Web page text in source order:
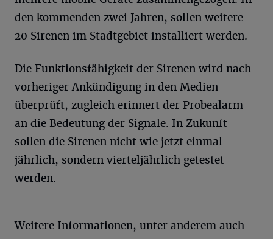
den kommenden zwei Jahren, sollen weitere
20 Sirenen im Stadtgebiet installiert werden.
Die Funktionsfähigkeit der Sirenen wird nach
vorheriger Ankündigung in den Medien
überprüft, zugleich erinnert der Probealarm
an die Bedeutung der Signale. In Zukunft
sollen die Sirenen nicht wie jetzt einmal
jährlich, sondern vierteljährlich getestet
werden.
Weitere Informationen, unter anderem auch